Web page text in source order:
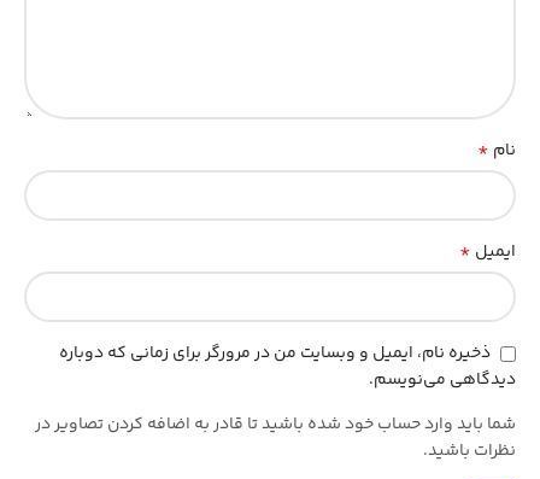
نام *
ایمیل *
ذخیره نام، ایمیل و وبسایت من در مرورگر برای زمانی که دوباره
دیدگاهی می‌نویسم.
شما باید وارد حساب خود شده باشید تا قادر به اضافه کردن تصاویر در
نظرات باشید.